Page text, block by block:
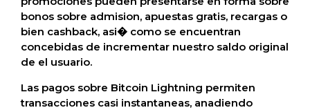
bonos sobre admision, apuestas gratis, recargas o
bien cashback, asi� como se encuentran
concebidas de incrementar nuestro saldo original
de el usuario.
Las pagos sobre Bitcoin Lightning permiten
transacciones casi instantaneas, anadiendo